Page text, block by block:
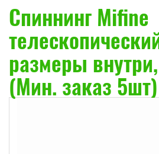
Спиннинг Mifine
размеры
(Мин. заказ